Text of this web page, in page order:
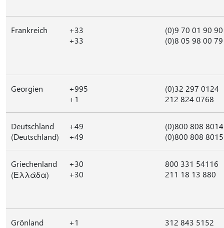
Frankreich
+33
+33
(0)9 70 01 90 90
(0)8 05 98 00 79
Georgien
+995
+1
(0)32 297 0124
212 824 0768
Deutschland
(Deutschland)
+49
+49
(0)800 808 8014
(0)800 808 8015
Griechenland
(Ελλάδα)
+30
+30
800 331 54116
211 18 13 880
Grönland +1 312 843 5152